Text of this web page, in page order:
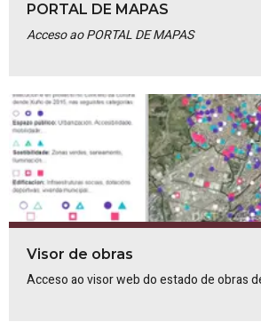
PORTAL DE MAPAS
Acceso ao PORTAL DE MAPAS
Visor de obras
Acceso ao visor web do estado de obras